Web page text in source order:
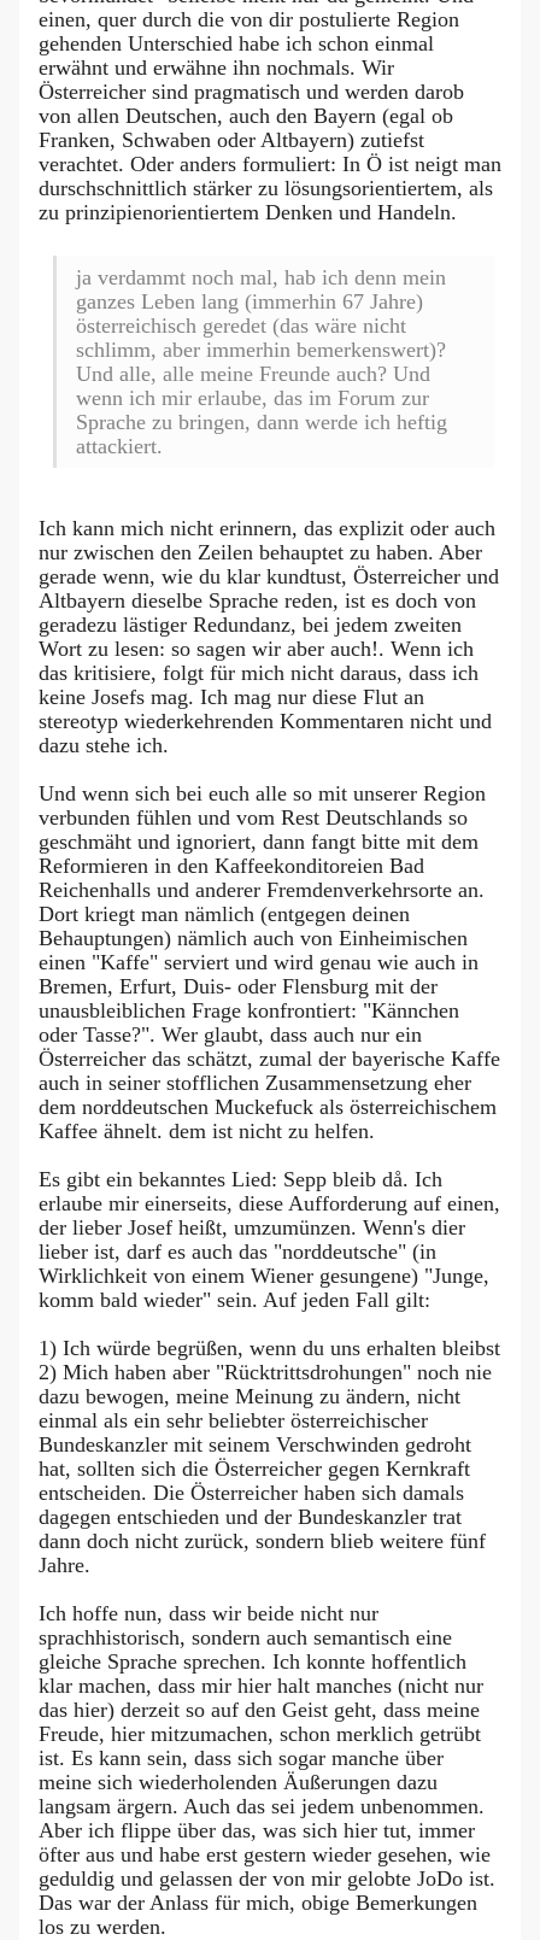
einen, quer durch die von dir postulierte Region
gehenden Unterschied habe ich schon einmal
erwähnt und erwähne ihn nochmals. Wir
Österreicher sind pragmatisch und werden darob
von allen Deutschen, auch den Bayern (egal ob
Franken, Schwaben oder Altbayern) zutiefst
verachtet. Oder anders formuliert: In Ö ist neigt man
durschschnittlich stärker zu lösungsorientiertem, als
zu prinzipienorientiertem Denken und Handeln.
ja verdammt noch mal, hab ich denn mein
ganzes Leben lang (immerhin 67 Jahre)
österreichisch geredet (das wäre nicht
schlimm, aber immerhin bemerkenswert)?
Und alle, alle meine Freunde auch? Und
wenn ich mir erlaube, das im Forum zur
Sprache zu bringen, dann werde ich heftig
attackiert.
Ich kann mich nicht erinnern, das explizit oder auch
nur zwischen den Zeilen behauptet zu haben. Aber
gerade wenn, wie du klar kundtust, Österreicher und
Altbayern dieselbe Sprache reden, ist es doch von
geradezu lästiger Redundanz, bei jedem zweiten
Wort zu lesen: so sagen wir aber auch!. Wenn ich
das kritisiere, folgt für mich nicht daraus, dass ich
keine Josefs mag. Ich mag nur diese Flut an
stereotyp wiederkehrenden Kommentaren nicht und
dazu stehe ich.
Und wenn sich bei euch alle so mit unserer Region
verbunden fühlen und vom Rest Deutschlands so
geschmäht und ignoriert, dann fangt bitte mit dem
Reformieren in den Kaffeekonditoreien Bad
Reichenhalls und anderer Fremdenverkehrsorte an.
Dort kriegt man nämlich (entgegen deinen
Behauptungen) nämlich auch von Einheimischen
einen "Kaffe" serviert und wird genau wie auch in
Bremen, Erfurt, Duis- oder Flensburg mit der
unausbleiblichen Frage konfrontiert: "Kännchen
oder Tasse?". Wer glaubt, dass auch nur ein
Österreicher das schätzt, zumal der bayerische Kaffe
auch in seiner stofflichen Zusammensetzung eher
dem norddeutschen Muckefuck als österreichischem
Kaffee ähnelt. dem ist nicht zu helfen.
Es gibt ein bekanntes Lied: Sepp bleib då. Ich
erlaube mir einerseits, diese Aufforderung auf einen,
der lieber Josef heißt, umzumünzen. Wenn's dier
lieber ist, darf es auch das "norddeutsche" (in
Wirklichkeit von einem Wiener gesungene) "Junge,
komm bald wieder" sein. Auf jeden Fall gilt:
1) Ich würde begrüßen, wenn du uns erhalten bleibst
2) Mich haben aber "Rücktrittsdrohungen" noch nie
dazu bewogen, meine Meinung zu ändern, nicht
einmal als ein sehr beliebter österreichischer
Bundeskanzler mit seinem Verschwinden gedroht
hat, sollten sich die Österreicher gegen Kernkraft
entscheiden. Die Österreicher haben sich damals
dagegen entschieden und der Bundeskanzler trat
dann doch nicht zurück, sondern blieb weitere fünf
Jahre.
Ich hoffe nun, dass wir beide nicht nur
sprachhistorisch, sondern auch semantisch eine
gleiche Sprache sprechen. Ich konnte hoffentlich
klar machen, dass mir hier halt manches (nicht nur
das hier) derzeit so auf den Geist geht, dass meine
Freude, hier mitzumachen, schon merklich getrübt
ist. Es kann sein, dass sich sogar manche über
meine sich wiederholenden Äußerungen dazu
langsam ärgern. Auch das sei jedem unbenommen.
Aber ich flippe über das, was sich hier tut, immer
öfter aus und habe erst gestern wieder gesehen, wie
geduldig und gelassen der von mir gelobte JoDo ist.
Das war der Anlass für mich, obige Bemerkungen
los zu werden.